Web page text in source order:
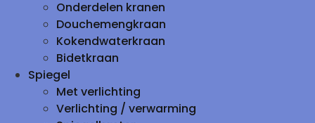
Onderdelen kranen
Douchemengkraan
Kokendwaterkraan
Bidetkraan
Spiegel
Met verlichting
Verlichting / verwarming